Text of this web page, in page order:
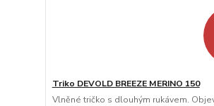
Triko DEVOLD BREEZE MERINO 150
Vlněné tričko s dlouhým rukávem.